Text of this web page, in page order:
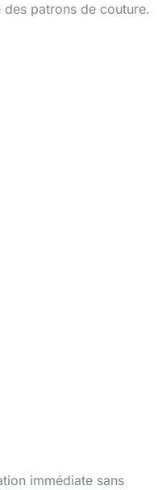
patrons de couture.
immédiate sans